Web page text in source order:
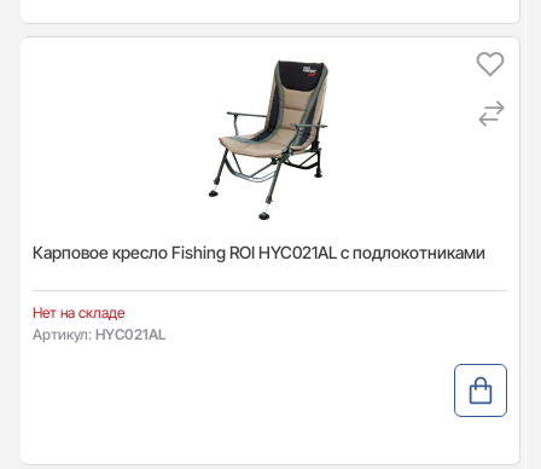
Карповое кресло Fishing ROI HYC021AL с подлокотниками
Нет на складе
Артикул: HYC021AL